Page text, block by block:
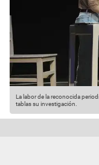
La labor de la reconocida
tablas su investigación.